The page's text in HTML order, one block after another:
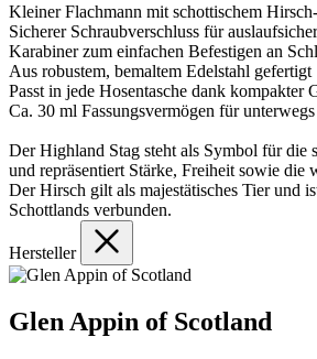
Kleiner Flachmann mit schottischem
Sicherer Schraubverschluss für
Karabiner zum einfachen Befestigen an
Aus robustem, bemaltem Edelstahl gefertigt
Passt in jede Hosentasche dank kompakter
Ca. 30 ml Fassungsvermögen für unterwegs
Der Highland Stag steht als Symbol für die
und repräsentiert Stärke, Freiheit sowie die
Der Hirsch gilt als majestätisches Tier und
Schottlands verbunden.
Hersteller
Glen Appin of Scotland